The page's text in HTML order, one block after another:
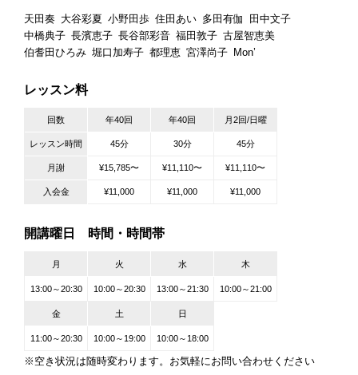
天田奏 大谷彩夏 小野田歩 住田あい 多田有伽
田中文子
中橋典子 長濱恵子 長谷部彩音 福田敦子 古屋智恵美
伯耆田ひろみ 堀口加寿子 都理恵 宮澤尚子 Mon’
レッスン料
回数 年40回 年40回 月2回/日曜
レッスン時間 45分 30分 45分
月謝 ¥15,785〜 ¥11,110〜 ¥11,110〜
入会金 ¥11,000 ¥11,000 ¥11,000
開講曜日 時間・時間帯
月 火 水 木
13:00～20:30 10:00～20:30 13:00～21:30 10:00～21:00
金 土 日
11:00～20:30 10:00～19:00 10:00～18:00
※空き状況は随時変わります。お気軽にお問い合わせください